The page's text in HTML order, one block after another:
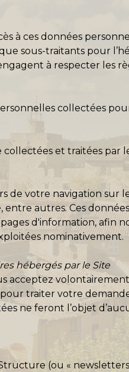
à ces données
sous-traitants pour
à respecter les
collectées
et traitées par
de votre navigation sur
entre autres. Ces
d'information, afin
nominativement.
hébergés par le Site
acceptez
traiter votre
ne feront l’objet
(ou «